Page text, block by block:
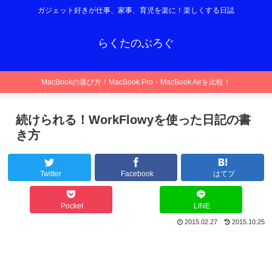
ガジェット好きが仕事、家事、育児を楽に！楽しくする日誌
らくたのぶろぐ
MacBookの選び方！MacBook Pro・MacBook Airを比較！
続けられる！WorkFlowyを使った日記の書
き方
Twitter Facebook はてブ
Pocket LINE
2015.10.25
2015.02.27